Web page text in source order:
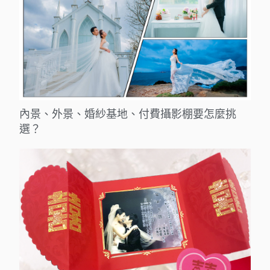
內景、外景、婚紗基地、付費攝影棚要怎麼挑
選？